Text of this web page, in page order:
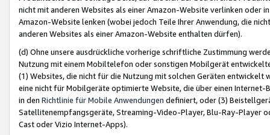
nicht mit anderen Websites als einer Amazon-Website verlinken oder
Amazon-Website lenken (wobei jedoch Teile Ihrer Anwendung, die
anderen Websites als einer Amazon-Website enthalten dürfen).
(d) Ohne unsere ausdrückliche vorherige schriftliche Zustimmung
Nutzung mit einem Mobiltelefon oder sonstigen Mobilgerät
(1) Websites, die nicht für die Nutzung mit solchen Geräten
eine nicht für Mobilgeräte optimierte Website, die über einen
in den Richtlinie für Mobile Anwendungen definiert, oder (3)
Satellitenempfangsgeräte, Streaming-Video-Player, Blu-Ray-Player
Cast oder Vizio Internet-Apps).